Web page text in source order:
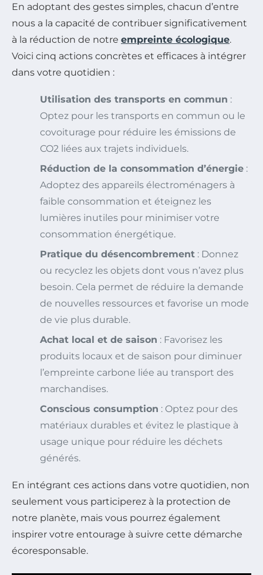
En adoptant des gestes simples, chacun d’entre
nous a la capacité de contribuer significativement
à la réduction de notre empreinte écologique.
Voici cinq actions concrètes et efficaces à intégrer
dans votre quotidien :
Utilisation des transports en commun :
Optez pour les transports en commun ou le
covoiturage pour réduire les émissions de
CO2 liées aux trajets individuels.
Réduction de la consommation d’énergie :
Adoptez des appareils électroménagers à
faible consommation et éteignez les
lumières inutiles pour minimiser votre
consommation énergétique.
Pratique du désencombrement : Donnez
ou recyclez les objets dont vous n’avez plus
besoin. Cela permet de réduire la demande
de nouvelles ressources et favorise un mode
de vie plus durable.
Achat local et de saison : Favorisez les
produits locaux et de saison pour diminuer
l’empreinte carbone liée au transport des
marchandises.
Conscious consumption : Optez pour des
matériaux durables et évitez le plastique à
usage unique pour réduire les déchets
générés.
En intégrant ces actions dans votre quotidien, non
seulement vous participerez à la protection de
notre planète, mais vous pourrez également
inspirer votre entourage à suivre cette démarche
écoresponsable.